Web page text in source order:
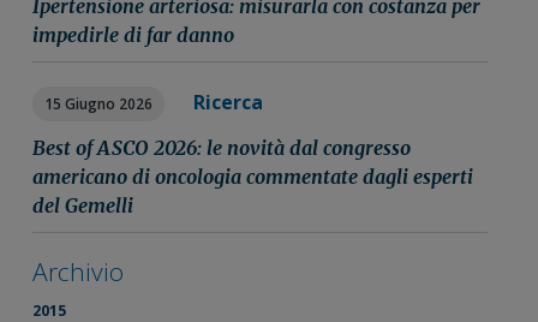
Ipertensione arteriosa: misurarla con costanza per
impedirle di far danno
15 Giugno 2026 Ricerca
Best of ASCO 2026: le novità dal congresso
americano di oncologia commentate dagli esperti
del Gemelli
Archivio
2015